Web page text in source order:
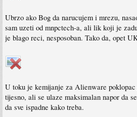
Ubrzo ako Bog da narucujem i mrezu,
sam uzeti od mnpctech-a, ali lik koji je
je blago reci, nesposoban. Tako da, opet
U toku je kemijanje za Alienware
tijesno, ali se ulaze maksimalan napor da
da sve ispadne kako treba.